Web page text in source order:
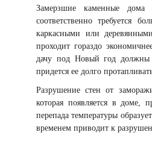
Замерзшие каменные дома
соответственно требуется
каркасными или
проходит гораздо
дачу под Новый год
придется ее долго
Разрушение стен от
которая появляется в доме,
перепада температуры
временем приводит к